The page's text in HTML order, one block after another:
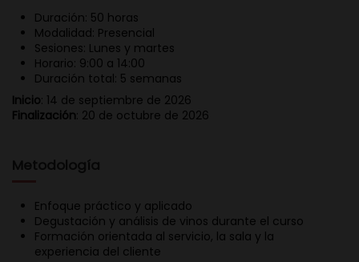
Duración: 50 horas
Modalidad: Presencial
Sesiones: Lunes y martes
Horario: 9:00 a 14:00
Duración total: 5 semanas
Inicio: 14 de septiembre de 2026
Finalización: 20 de octubre de 2026
Metodología
Enfoque práctico y aplicado
Degustación y análisis de vinos durante el curso
Formación orientada al servicio, la sala y la
experiencia del cliente